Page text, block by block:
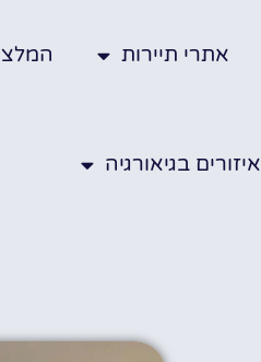
אתרי תיירות
איזורים בגיאורגיה